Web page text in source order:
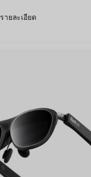
รายละเอียด